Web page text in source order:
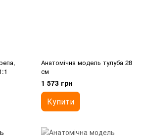
Анатомічна модель тулуба 28
см
1 573 грн
Купити